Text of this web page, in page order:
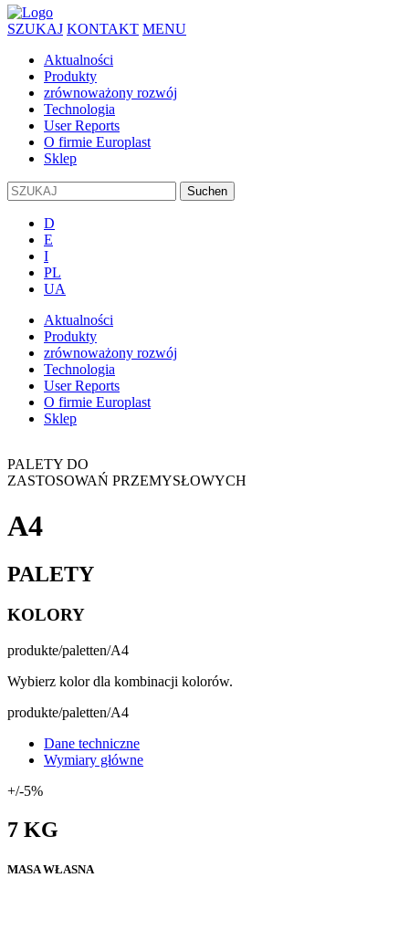
SZUKAJ KONTAKT MENU
Aktualności
Produkty
zrównoważony rozwój
Technologia
User Reports
O firmie Europlast
Sklep
D
E
I
PL
UA
Aktualności
Produkty
zrównoważony rozwój
Technologia
User Reports
O firmie Europlast
Sklep
PALETY DO
ZASTOSOWAŃ PRZEMYSŁOWYCH
A4
PALETY
KOLORY
produkte/paletten/A4
Wybierz kolor dla kombinacji kolorów.
produkte/paletten/A4
Dane techniczne
Wymiary główne
+/-5%
7 KG
MASA WŁASNA